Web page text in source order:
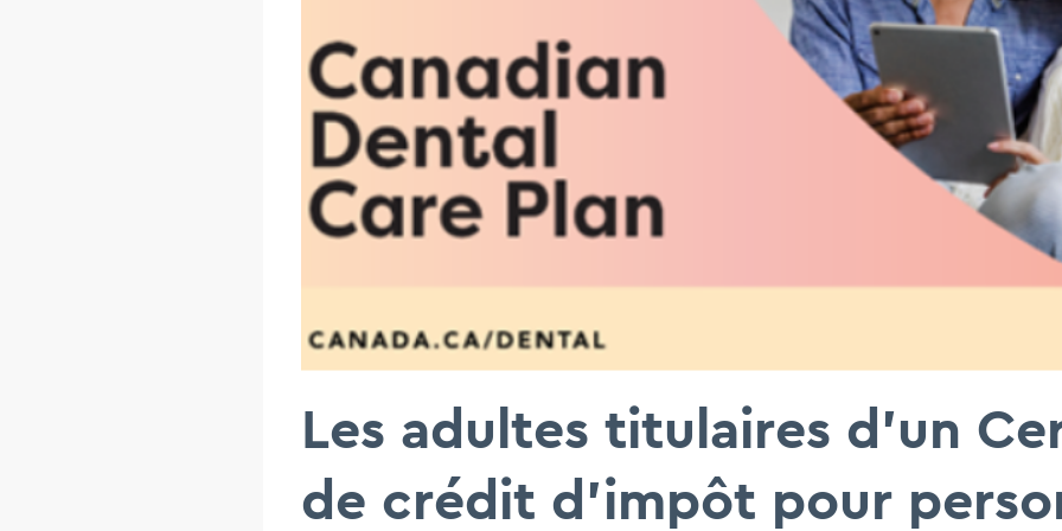
Les adultes titulaires d'un
de crédit d'impôt pour